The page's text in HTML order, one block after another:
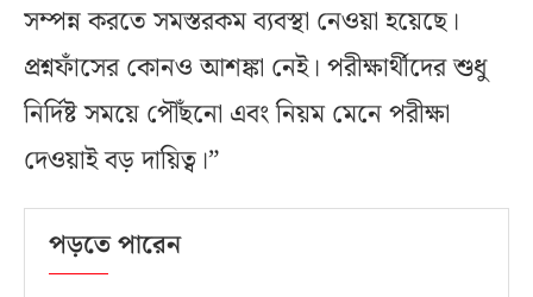
সম্পন্ন করতে সমস্তরকম ব্যবস্থা নেওয়া হয়েছে।
প্রশ্নফাঁসের কোনও আশঙ্কা নেই। পরীক্ষার্থীদের শুধু
নির্দিষ্ট সময়ে পৌঁছনো এবং নিয়ম মেনে পরীক্ষা
দেওয়াই বড় দায়িত্ব।”
পড়তে পারেন